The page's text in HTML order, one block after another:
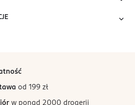
od 199 zł
w ponad 2000 drogerii